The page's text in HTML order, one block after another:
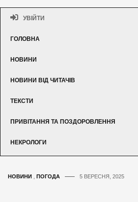
УВІЙТИ
ГОЛОВНА
НОВИНИ
НОВИНИ ВІД ЧИТАЧІВ
ТЕКСТИ
ПРИВІТАННЯ ТА ПОЗДОРОВЛЕННЯ
НЕКРОЛОГИ
НОВИНИ ПОГОДА 5 ВЕРЕСНЯ, 2025